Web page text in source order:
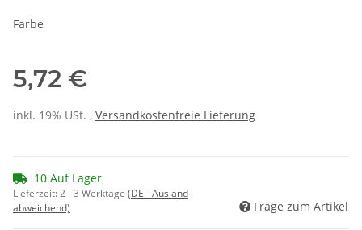
Farbe
5,72 €
inkl. 19% USt. , Versandkostenfreie Lieferung
10 Auf Lager
Lieferzeit:2 - 3 Werktage (DE - Ausland
abweichend)
Frage zum Artikel